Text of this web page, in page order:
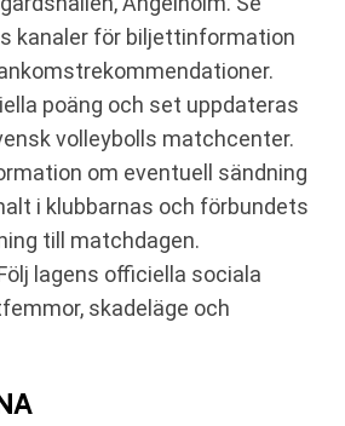
kanaler för biljettinformation
poäng och set uppdateras
volleybolls matchcenter.
om eventuell sändning
i klubbarnas och förbundets
till matchdagen.
lagens officiella sociala
skadeläge och